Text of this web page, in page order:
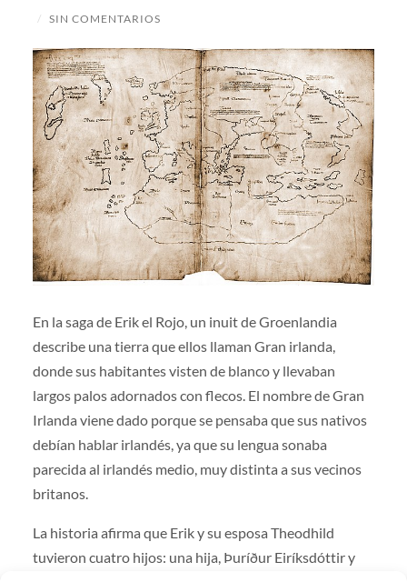
/ SIN COMENTARIOS
En la saga de Erik el Rojo, un inuit de Groenlandia
describe una tierra que ellos llaman Gran irlanda,
donde sus habitantes visten de blanco y llevaban
largos palos adornados con flecos. El nombre de Gran
Irlanda viene dado porque se pensaba que sus nativos
debían hablar irlandés, ya que su lengua sonaba
parecida al irlandés medio, muy distinta a sus vecinos
britanos.
La historia afirma que Erik y su esposa Theodhild
tuvieron cuatro hijos: una hija, Þuríður Eiríksdóttir y